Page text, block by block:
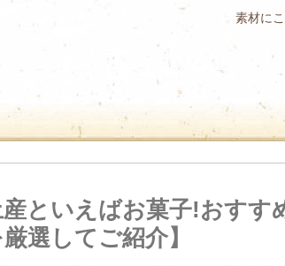
素材に
といえばお菓子!おすす
選してご紹介】